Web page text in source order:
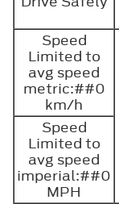
Speed
Limited to
avg speed
metric:##0
km/h
Speed
Limited to
avg speed
imperial:##0
MPH